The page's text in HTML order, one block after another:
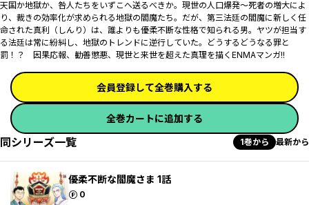
天国か地獄か、咎人たちをいずこへ送るべきか。現世の人口爆発～死者の増大によ
り、裁きの効率化が求められる地獄の閻魔たち。だが、第三法廷の閻魔に新しく任
命された真利（しんり）は、誰よりも優柔不断な性格で知られる男。ヤツが担当す
る法廷は常に紛糾し、地獄のトレンドに逆行していた。どうするどうなる罪と
罰！？ 因果応報、勧善懲悪、現世と来世を超えた真理を描くENMAマンガ!!
会員登録して全巻購入する
全巻カートに追加する
同シリーズ一覧 1巻から 最新から
優柔不断な閻魔さま 1話
0
ポイント